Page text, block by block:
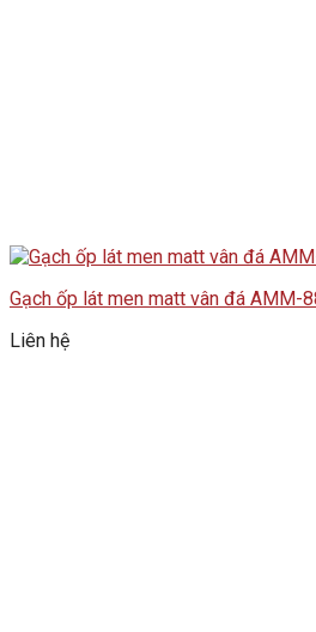
Gạch ốp lát men matt vân đá AMM-
Liên hệ